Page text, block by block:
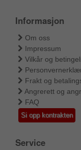
Informasjon
Om oss
Impressum
Vilkår og
Frakt og
Angrerett og
FAQ
Si opp kontrakten
Service